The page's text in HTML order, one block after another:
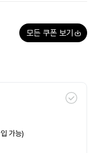
모든 쿠폰 보기
가능)